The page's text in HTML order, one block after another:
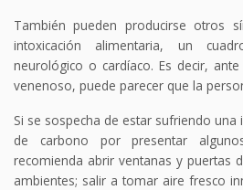
También pueden producirse otros
intoxicación alimentaria, un
neurológico o cardíaco. Es decir,
venenoso, puede parecer que la
Si se sospecha de estar sufriendo
de carbono por presentar
recomienda abrir ventanas y puertas
ambientes; salir a tomar aire fresco